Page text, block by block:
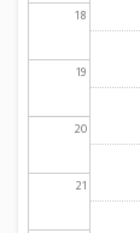
18
19
20
21